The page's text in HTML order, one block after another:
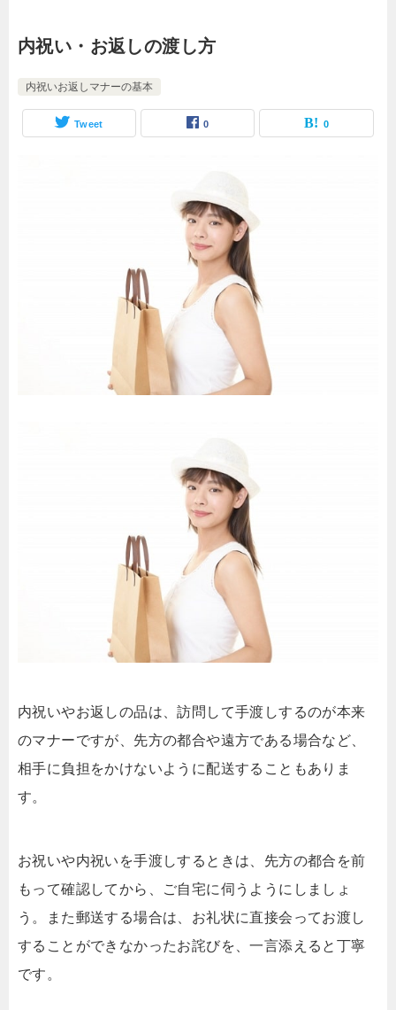
内祝い・お返しの渡し方
内祝いお返しマナーの基本
Tweet 0 0
内祝いやお返しの品は、訪問して手渡しするのが本来
のマナーですが、先方の都合や遠方である場合など、
相手に負担をかけないように配送することもありま
す。
お祝いや内祝いを手渡しするときは、先方の都合を前
もって確認してから、ご自宅に伺うようにしましょ
う。また郵送する場合は、お礼状に直接会ってお渡し
することができなかったお詫びを、一言添えると丁寧
です。